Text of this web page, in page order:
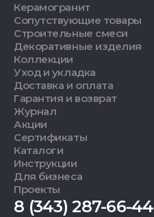
Керамогранит
Сопутствующие товары
Строительные смеси
Декоративные изделия
Коллекции
Уход и укладка
Доставка и оплата
Гарантия и возврат
Журнал
Акции
Сертификаты
Каталоги
Инструкции
Для бизнеса
Проекты
8 (343) 287-66-44